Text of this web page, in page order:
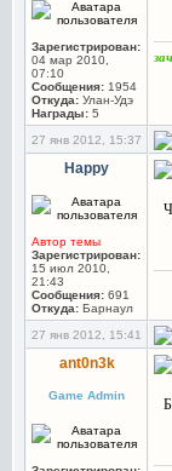
Зарегистрирован:
04 мар 2010,
07:10
Сообщения: 1954
Откуда: Улан-Удэ
Награды: 5
27 янв 2012, 15:37
Happy
Автор темы
Зарегистрирован:
15 июл 2010,
21:43
Сообщения: 691
Откуда: Барнаул
27 янв 2012, 15:41
ant0n3k
Game Admin